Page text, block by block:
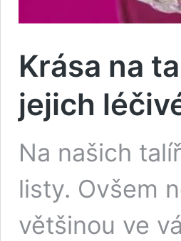
Krása na
jejich
Na našich
listy. Ovšem
většinou ve